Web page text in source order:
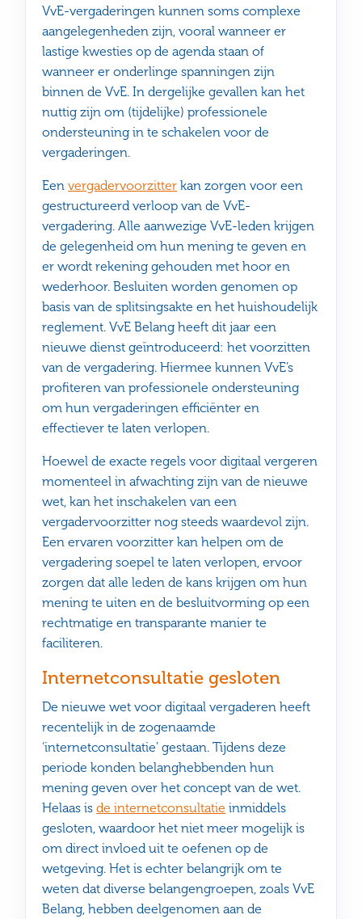
VvE-vergaderingen kunnen soms complexe
aangelegenheden zijn, vooral wanneer er
lastige kwesties op de agenda staan of
wanneer er onderlinge spanningen zijn
binnen de VvE. In dergelijke gevallen kan het
nuttig zijn om (tijdelijke) professionele
ondersteuning in te schakelen voor de
vergaderingen.
Eenvergadervoorzitter kan zorgen voor een
gestructureerd verloop van de VvE-
vergadering. Alle aanwezige VvE-leden krijgen
de gelegenheid om hun mening te geven en
er wordt rekening gehouden met hoor en
wederhoor. Besluiten worden genomen op
basis van de splitsingsakte en het huishoudelijk
reglement. VvE Belang heeft dit jaar een
nieuwe dienst geïntroduceerd: het voorzitten
van de vergadering. Hiermee kunnen VvE’s
profiteren van professionele ondersteuning
om hun vergaderingen efficiënter en
effectiever te laten verlopen.
Hoewel de exacte regels voor digitaal vergeren
momenteel in afwachting zijn van de nieuwe
wet, kan het inschakelen van een
vergadervoorzitter nog steeds waardevol zijn.
Een ervaren voorzitter kan helpen om de
vergadering soepel te laten verlopen, ervoor
zorgen dat alle leden de kans krijgen om hun
mening te uiten en de besluitvorming op een
rechtmatige en transparante manier te
faciliteren.
Internetconsultatie gesloten
De nieuwe wet voor digitaal vergaderen heeft
recentelijk in de zogenaamde
‘internetconsultatie’ gestaan. Tijdens deze
periode konden belanghebbenden hun
mening geven over het concept van de wet.
Helaas isde internetconsultatie inmiddels
gesloten, waardoor het niet meer mogelijk is
om direct invloed uit te oefenen op de
wetgeving. Het is echter belangrijk om te
weten dat diverse belangengroepen, zoals VvE
Belang, hebben deelgenomen aan de